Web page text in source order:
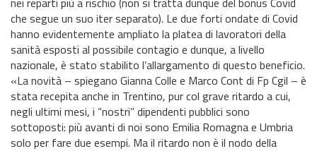
che segue un suo iter separato). Le due forti ondate di Covid
hanno evidentemente ampliato la platea di lavoratori della
sanità esposti al possibile contagio e dunque, a livello
nazionale, è stato stabilito l’allargamento di questo beneficio.
«La novità – spiegano Gianna Colle e Marco Cont di Fp Cgil – è
stata recepita anche in Trentino, pur col grave ritardo a cui,
negli ultimi mesi, i “nostri” dipendenti pubblici sono
sottoposti: più avanti di noi sono Emilia Romagna e Umbria
solo per fare due esempi. Ma il ritardo non è il nodo della